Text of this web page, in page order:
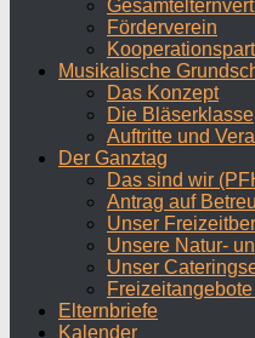
Förderverein
Musikalische
Das Konzept
Die Bläserklasse
Auftritte und
Der Ganztag
Das sind wir
Antrag auf
Unser
Unsere Natur-
Unser
Elternbriefe
Kalender